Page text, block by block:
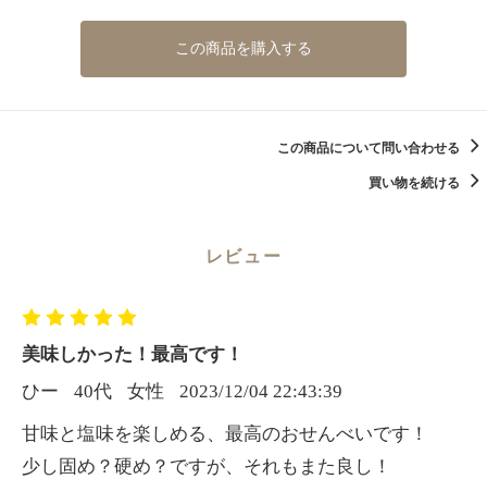
この商品を購入する
この商品について問い合わせる
買い物を続ける
レビュー
美味しかった！最高です！
ひー
40代 女性 2023/12/04 22:43:39
甘味と塩味を楽しめる、最高のおせんべいです！
少し固め？硬め？ですが、それもまた良し！